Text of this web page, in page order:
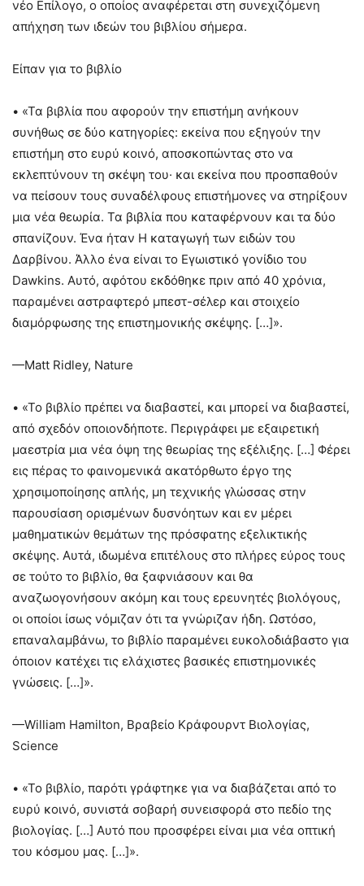
νέο Επίλογο, ο οποίος αναφέρεται στη συνεχιζόμενη
απήχηση των ιδεών του βιβλίου σήμερα.
Είπαν για το βιβλίο
• «Τα βιβλία που αφορούν την επιστήμη ανήκουν
συνήθως σε δύο κατηγορίες: εκείνα που εξηγούν την
επιστήμη στο ευρύ κοινό, αποσκοπώντας στο να
εκλεπτύνουν τη σκέψη του· και εκείνα που προσπαθούν
να πείσουν τους συναδέλφους επιστήμονες να στηρίξουν
μια νέα θεωρία. Τα βιβλία που καταφέρνουν και τα δύο
σπανίζουν. Ένα ήταν Η καταγωγή των ειδών του
Δαρβίνου. Άλλο ένα είναι το Εγωιστικό γονίδιο του
Dawkins. Αυτό, αφότου εκδόθηκε πριν από 40 χρόνια,
παραμένει αστραφτερό μπεστ-σέλερ και στοιχείο
διαμόρφωσης της επιστημονικής σκέψης. […]».
—Matt Ridley, Nature
• «Το βιβλίο πρέπει να διαβαστεί, και μπορεί να διαβαστεί,
από σχεδόν οποιονδήποτε. Περιγράφει με εξαιρετική
μαεστρία μια νέα όψη της θεωρίας της εξέλιξης. […] Φέρει
εις πέρας το φαινομενικά ακατόρθωτο έργο της
χρησιμοποίησης απλής, μη τεχνικής γλώσσας στην
παρουσίαση ορισμένων δυσνόητων και εν μέρει
μαθηματικών θεμάτων της πρόσφατης εξελικτικής
σκέψης. Αυτά, ιδωμένα επιτέλους στο πλήρες εύρος τους
σε τούτο το βιβλίο, θα ξαφνιάσουν και θα
αναζωογονήσουν ακόμη και τους ερευνητές βιολόγους,
οι οποίοι ίσως νόμιζαν ότι τα γνώριζαν ήδη. Ωστόσο,
επαναλαμβάνω, το βιβλίο παραμένει ευκολοδιάβαστο για
όποιον κατέχει τις ελάχιστες βασικές επιστημονικές
γνώσεις. […]».
—William Hamilton, Βραβείο Κράφουρντ Βιολογίας,
Science
• «Το βιβλίο, παρότι γράφτηκε για να διαβάζεται από το
ευρύ κοινό, συνιστά σοβαρή συνεισφορά στο πεδίο της
βιολογίας. […] Αυτό που προσφέρει είναι μια νέα οπτική
του κόσμου μας. […]».